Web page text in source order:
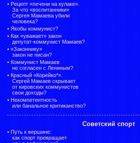
• Рецепт «печени на кулаке».
За что «воспитанники»
Сергея Мамаева убили
человека?
• Якобы коммунист?
• Как «уважает» закон
депутат-коммунист Мамаев?
• «Законнику»
закон не писан?
• Коммунист Мамаев
не согласен с Лениным?
• Красный «Корейко*».
Сергей Мамаев скрывает
от кировских коммунистов
свои доходы?
• Некомпетентность
или банальное критиканство?
Советский спорт
• Путь к вершине:
как спорт превращает